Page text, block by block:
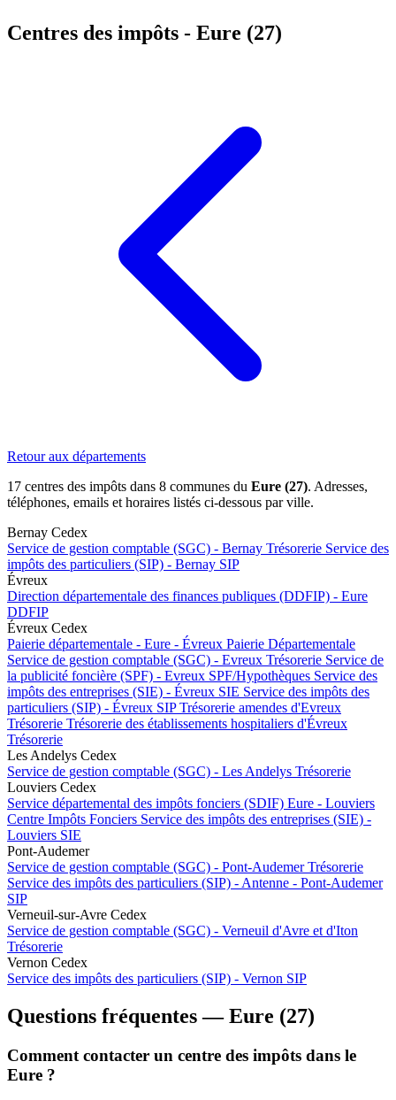
Centres des impôts - Eure (27)
Retour aux départements
17 centres des impôts dans 8 communes du Eure (27). Adresses,
téléphones, emails et horaires listés ci-dessous par ville.
Bernay Cedex
Service de gestion comptable (SGC) - Bernay Trésorerie Service des
impôts des particuliers (SIP) - Bernay SIP
Évreux
Direction départementale des finances publiques (DDFIP) - Eure
DDFIP
Évreux Cedex
Paierie départementale - Eure - Évreux Paierie Départementale
Service de gestion comptable (SGC) - Evreux Trésorerie Service de
la publicité foncière (SPF) - Evreux SPF/Hypothèques Service des
impôts des entreprises (SIE) - Évreux SIE Service des impôts des
particuliers (SIP) - Évreux SIP Trésorerie amendes d'Evreux
Trésorerie Trésorerie des établissements hospitaliers d'Évreux
Trésorerie
Les Andelys Cedex
Service de gestion comptable (SGC) - Les Andelys Trésorerie
Louviers Cedex
Service départemental des impôts fonciers (SDIF) Eure - Louviers
Centre Impôts Fonciers Service des impôts des entreprises (SIE) -
Louviers SIE
Pont-Audemer
Service de gestion comptable (SGC) - Pont-Audemer Trésorerie
Service des impôts des particuliers (SIP) - Antenne - Pont-Audemer
SIP
Verneuil-sur-Avre Cedex
Service de gestion comptable (SGC) - Verneuil d'Avre et d'Iton
Trésorerie
Vernon Cedex
Service des impôts des particuliers (SIP) - Vernon SIP
Questions fréquentes — Eure (27)
Comment contacter un centre des impôts dans le
Eure ?